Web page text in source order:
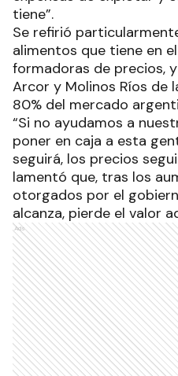
tiene”.
Se refirió
alimentos que tiene en
formadoras de precios,
Arcor y Molinos Ríos de
80% del mercado
“Si no ayudamos a
poner en caja a esta
seguirá, los precios
lamentó que, tras los
otorgados por el
alcanza, pierde el valor
Ads